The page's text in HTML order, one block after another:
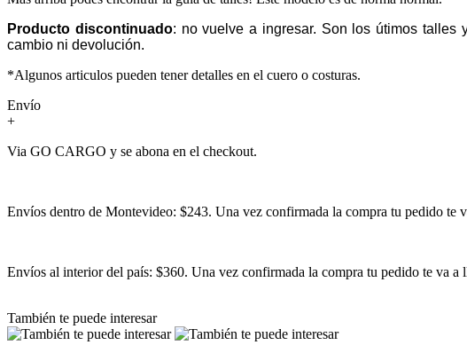
Producto discontinuado: no vuelve a ingresar. Son los útimos talles
cambio ni devolución.
*Algunos articulos pueden tener detalles en el cuero o costuras.
Envío
+
Via GO CARGO y se abona en el checkout.
Envíos dentro de Montevideo: $243. Una vez confirmada la compra tu pedido te
Envíos al interior del país: $360. Una vez confirmada la compra tu pedido te va a
También te puede interesar